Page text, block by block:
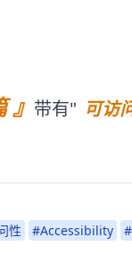
』 带有" 可访
性 #Accessibility